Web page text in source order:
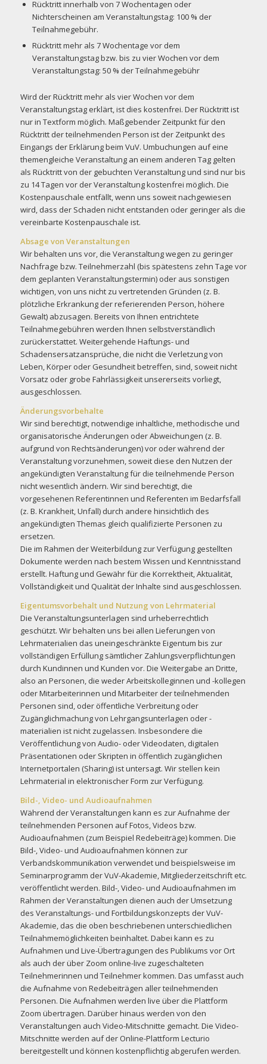
Rücktritt innerhalb von 7 Wochentagen oder
Nichterscheinen am Veranstaltungstag: 100 % der
Teilnahmegebühr.
Rücktritt mehr als 7 Wochentage vor dem
Veranstaltungstag bzw. bis zu vier Wochen vor dem
Veranstaltungstag: 50 % der Teilnahmegebühr
Wird der Rücktritt mehr als vier Wochen vor dem
Veranstaltungstag erklärt, ist dies kostenfrei. Der Rücktritt ist
nur in Textform möglich. Maßgebender Zeitpunkt für den
Rücktritt der teilnehmenden Person ist der Zeitpunkt des
Eingangs der Erklärung beim VuV. Umbuchungen auf eine
themengleiche Veranstaltung an einem anderen Tag gelten
als Rücktritt von der gebuchten Veranstaltung und sind nur bis
zu 14 Tagen vor der Veranstaltung kostenfrei möglich. Die
Kostenpauschale entfällt, wenn uns soweit nachgewiesen
wird, dass der Schaden nicht entstanden oder geringer als die
vereinbarte Kostenpauschale ist.
Absage von Veranstaltungen
Wir behalten uns vor, die Veranstaltung wegen zu geringer
Nachfrage bzw. Teilnehmerzahl (bis spätestens zehn Tage vor
dem geplanten Veranstaltungstermin) oder aus sonstigen
wichtigen, von uns nicht zu vertretenden Gründen (z. B.
plötzliche Erkrankung der referierenden Person, höhere
Gewalt) abzusagen. Bereits von Ihnen entrichtete
Teilnahmegebühren werden Ihnen selbstverständlich
zurückerstattet. Weitergehende Haftungs- und
Schadensersatzansprüche, die nicht die Verletzung von
Leben, Körper oder Gesundheit betreffen, sind, soweit nicht
Vorsatz oder grobe Fahrlässigkeit unsererseits vorliegt,
ausgeschlossen.
Änderungsvorbehalte
Wir sind berechtigt, notwendige inhaltliche, methodische und
organisatorische Änderungen oder Abweichungen (z. B.
aufgrund von Rechtsänderungen) vor oder während der
Veranstaltung vorzunehmen, soweit diese den Nutzen der
angekündigten Veranstaltung für die teilnehmende Person
nicht wesentlich ändern. Wir sind berechtigt, die
vorgesehenen Referentinnen und Referenten im Bedarfsfall
(z. B. Krankheit, Unfall) durch andere hinsichtlich des
angekündigten Themas gleich qualifizierte Personen zu
ersetzen.
Die im Rahmen der Weiterbildung zur Verfügung gestellten
Dokumente werden nach bestem Wissen und Kenntnisstand
erstellt. Haftung und Gewähr für die Korrektheit, Aktualität,
Vollständigkeit und Qualität der Inhalte sind ausgeschlossen.
Eigentumsvorbehalt und Nutzung von Lehrmaterial
Die Veranstaltungsunterlagen sind urheberrechtlich
geschützt. Wir behalten uns bei allen Lieferungen von
Lehrmaterialien das uneingeschränkte Eigentum bis zur
vollständigen Erfüllung sämtlicher Zahlungsverpflichtungen
durch Kundinnen und Kunden vor. Die Weitergabe an Dritte,
also an Personen, die weder Arbeitskolleginnen und -kollegen
oder Mitarbeiterinnen und Mitarbeiter der teilnehmenden
Personen sind, oder öffentliche Verbreitung oder
Zugänglichmachung von Lehrgangsunterlagen oder -
materialien ist nicht zugelassen. Insbesondere die
Veröffentlichung von Audio- oder Videodaten, digitalen
Präsentationen oder Skripten in öffentlich zugänglichen
Internetportalen (Sharing) ist untersagt. Wir stellen kein
Lehrmaterial in elektronischer Form zur Verfügung.
Bild-, Video- und Audioaufnahmen
Während der Veranstaltungen kann es zur Aufnahme der
teilnehmenden Personen auf Fotos, Videos bzw.
Audioaufnahmen (zum Beispiel Redebeiträge) kommen. Die
Bild-, Video- und Audioaufnahmen können zur
Verbandskommunikation verwendet und beispielsweise im
Seminarprogramm der VuV-Akademie, Mitgliederzeitschrift etc.
veröffentlicht werden. Bild-, Video- und Audioaufnahmen im
Rahmen der Veranstaltungen dienen auch der Umsetzung
des Veranstaltungs- und Fortbildungskonzepts der VuV-
Akademie, das die oben beschriebenen unterschiedlichen
Teilnahmemöglichkeiten beinhaltet. Dabei kann es zu
Aufnahmen und Live-Übertragungen des Publikums vor Ort
als auch der über Zoom online-live zugeschalteten
Teilnehmerinnen und Teilnehmer kommen. Das umfasst auch
die Aufnahme von Redebeiträgen aller teilnehmenden
Personen. Die Aufnahmen werden live über die Plattform
Zoom übertragen. Darüber hinaus werden von den
Veranstaltungen auch Video-Mitschnitte gemacht. Die Video-
Mitschnitte werden auf der Online-Plattform Lecturio
bereitgestellt und können kostenpflichtig abgerufen werden.